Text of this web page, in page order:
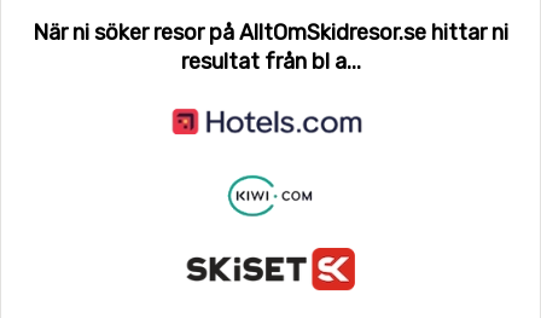
När ni söker resor på AlltOmSkidresor.se hittar ni
resultat från bl a...